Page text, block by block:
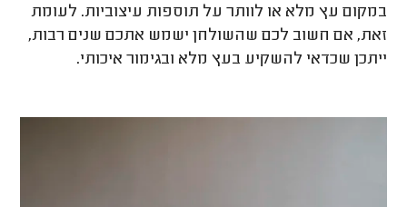
במקום עץ מלא או לוותר על תוספות עיצוביות. לעומת
זאת, אם חשוב לכם שהשולחן ישמש אתכם שנים רבות,
ייתכן שכדאי להשקיע בעץ מלא ובגימור איכותי.